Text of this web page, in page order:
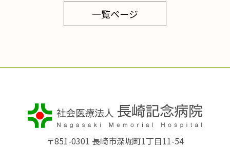
一覧ページ
〒851-0301 長崎市深堀町1丁目11-54